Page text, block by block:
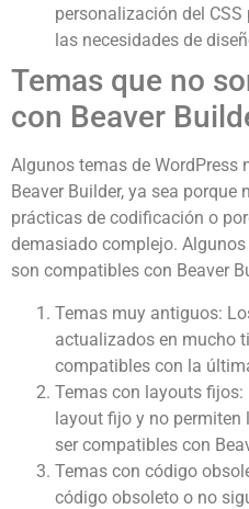
personalización del
las necesidades de
Temas que no
con Beaver
Algunos temas de WordPress
Beaver Builder, ya sea porque
prácticas de codificación o
demasiado complejo.
son compatibles con Beaver
Temas muy antiguos:
actualizados en mucho
compatibles con la
Temas con layouts
layout fijo y no permiten
ser compatibles con
Temas con código
código obsoleto o no